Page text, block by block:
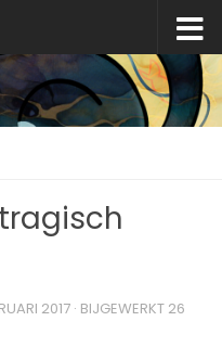
2017 · BIJGEWERKT 26